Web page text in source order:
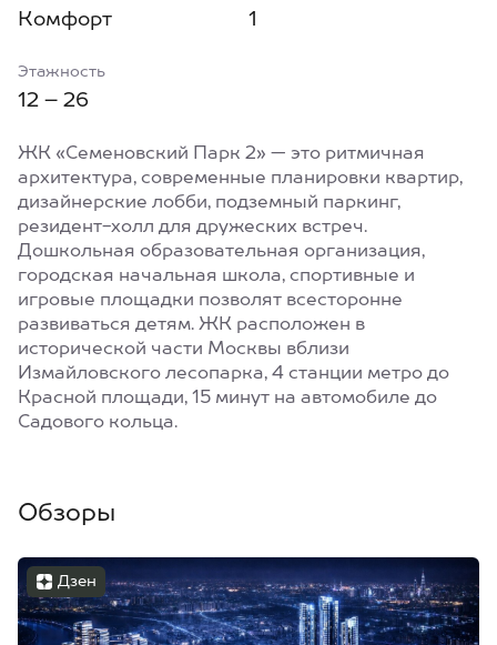
Комфорт 1
Этажность
12 – 26
ЖК «Семеновский Парк 2» — это ритмичная
архитектура, современные планировки квартир,
дизайнерские лобби, подземный паркинг,
резидент-холл для дружеских встреч.
Дошкольная образовательная организация,
городская начальная школа, спортивные и
игровые площадки позволят всесторонне
развиваться детям. ЖК расположен в
исторической части Москвы вблизи
Измайловского лесопарка, 4 станции метро до
Красной площади, 15 минут на автомобиле до
Садового кольца.
Обзоры
Дзен